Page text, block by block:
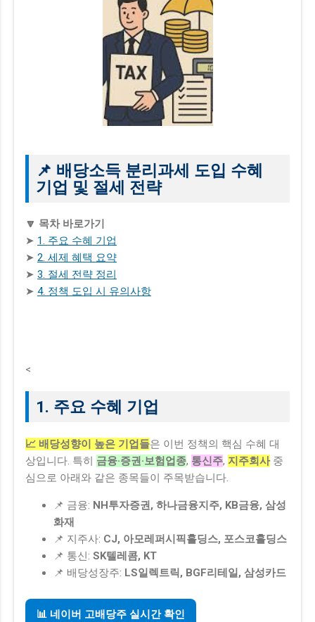
📌 배당소득 분리과세 도입 수혜
기업 및 절세 전략
🔽 목차 바로가기
➤ 1. 주요 수혜 기업
➤ 2. 세제 혜택 요약
➤ 3. 절세 전략 정리
➤ 4. 정책 도입 시 유의사항
<
1. 주요 수혜 기업
📈 배당성향이 높은 기업들은 이번 정책의 핵심 수혜 대
상입니다. 특히 금융·증권·보험업종, 통신주, 지주회사중
심으로 아래와 같은 종목들이 주목받습니다.
📌 금융: NH투자증권, 하나금융지주, KB금융, 삼성
화재
📌 지주사: CJ, 아모레퍼시픽홀딩스, 포스코홀딩스
📌 통신: SK텔레콤, KT
📌 배당성장주: LS일렉트릭, BGF리테일, 삼성카드
📊 네이버 고배당주 실시간 확인